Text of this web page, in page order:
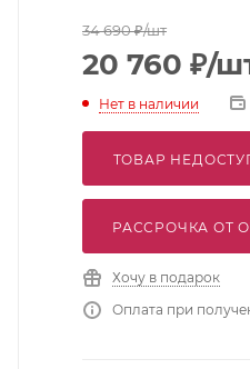
34 690₽/шт
20 760 ₽/
Нет в наличии
ТОВАР
РАССРОЧКА ОТ
Хочу в подарок
Оплата при